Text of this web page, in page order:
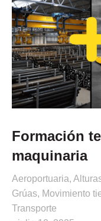
Formación
maquinaria
Aeroportuaria,
Grúas, Movimiento
Transporte